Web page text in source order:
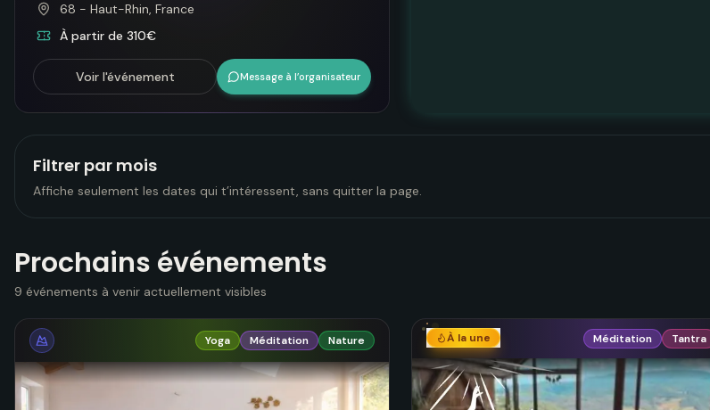
68 - Haut-Rhin, France
À partir de 310€
Voir l'événement Message à l’organisateur
Filtrer par mois
Affiche seulement les dates qui t’intéressent, sans quitter la page.
Prochains événements
9 événements à venir actuellement visibles
Yoga Méditation Nature À la une Méditation Tantra